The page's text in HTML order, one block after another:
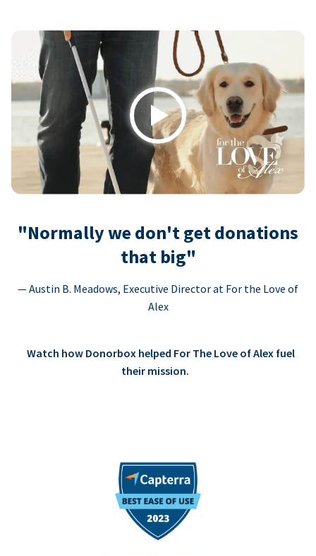
Play
"Normally we don't get donations
that big"
— Austin B. Meadows, Executive Director at For the Love of
Alex
Watch how Donorbox helped For The Love of Alex fuel
their mission.